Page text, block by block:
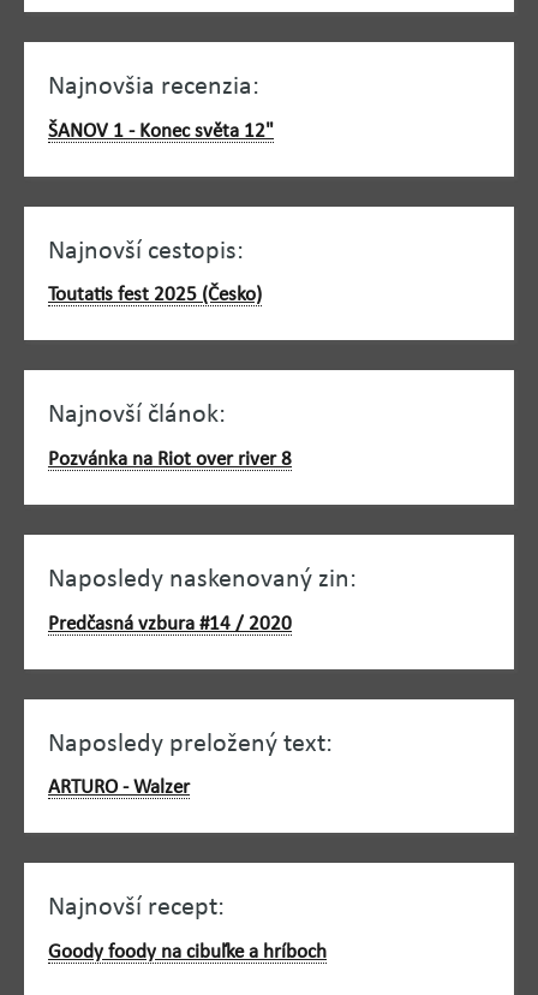
Najnovšia recenzia:
ŠANOV 1 - Konec světa 12"
Najnovší cestopis:
Toutatis fest 2025 (Česko)
Najnovší článok:
Pozvánka na Riot over river 8
Naposledy naskenovaný zin:
Predčasná vzbura #14 / 2020
Naposledy preložený text:
ARTURO - Walzer
Najnovší recept:
Goody foody na cibuľke a hríboch